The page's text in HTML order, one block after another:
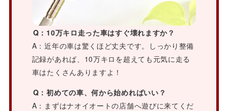
Q：10万キロ走った車はすぐ壊れますか？
A：近年の車は驚くほど丈夫です。しっかり整備
記録があれば、10万キロを超えても元気に走る
車はたくさんありますよ！
Q：初めての車、何から始めればいい？
A：まずはナオイオートの店舗へ遊びに来てくだ